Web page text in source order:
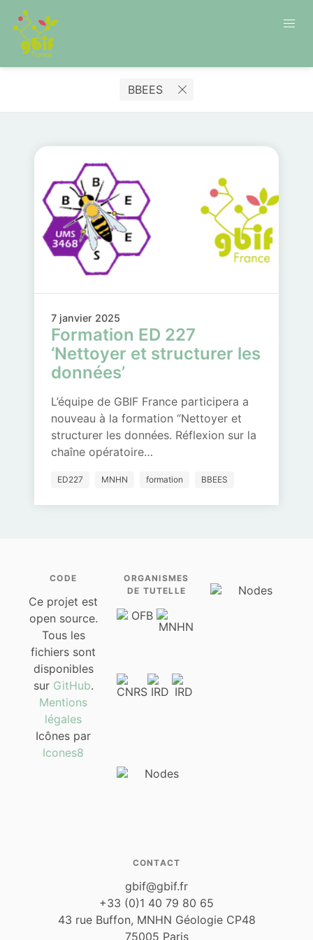
BBEES
7 janvier 2025
Formation ED 227
‘Nettoyer et structurer les
données’
L’équipe de GBIF France participera a
nouveau à la formation “Nettoyer et
structurer les données. Réflexion sur la
chaîne opératoire…
ED227 MNHN formation BBEES
CODE
Ce projet est
open source.
Tous les
fichiers sont
disponibles
sur GitHub.
Mentions
légales
Icônes par
Icones8
ORGANISMES
DE TUTELLE
CONTACT
gbif@gbif.fr
+33 (0)1 40 79 80 65
43 rue Buffon, MNHN Géologie CP48
75005 Paris